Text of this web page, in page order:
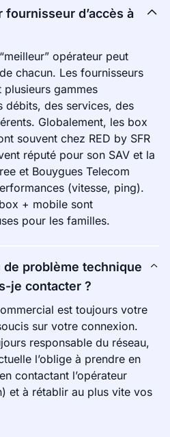
d’accès à
opérateur peut
chacun. Les fournisseurs
plusieurs gammes
débits, des services, des
Globalement, les box
souvent chez RED by SFR
réputé pour son SAV et la
et Bouygues Telecom
(vitesse, ping).
+ mobile sont
pour les familles.
de problème technique
je contacter ?
est toujours votre
sur votre connexion.
responsable du réseau,
l’oblige à prendre en
contactant l’opérateur
et à rétablir au plus vite vos